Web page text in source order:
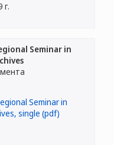
г.
Seminar in